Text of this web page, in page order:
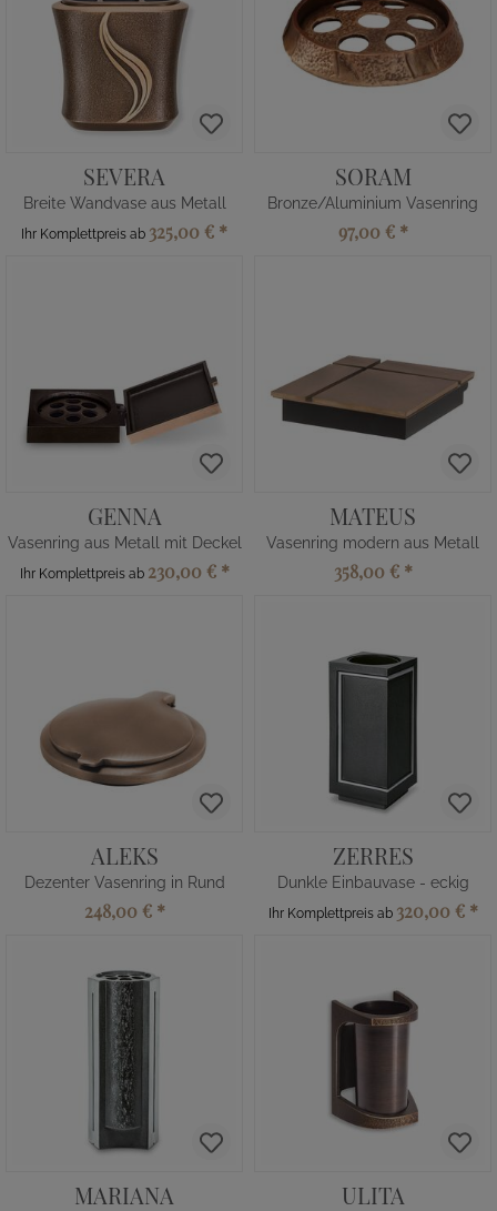
SEVERA
Breite Wandvase aus Metall
Ihr Komplettpreis ab 325,00 € *
SORAM
Bronze/Aluminium Vasenring
97,00 € *
GENNA
Vasenring aus Metall mit Deckel
Ihr Komplettpreis ab 230,00 € *
MATEUS
Vasenring modern aus Metall
358,00 € *
ALEKS
Dezenter Vasenring in Rund
248,00 € *
ZERRES
Dunkle Einbauvase - eckig
Ihr Komplettpreis ab 320,00 € *
MARIANA ULITA